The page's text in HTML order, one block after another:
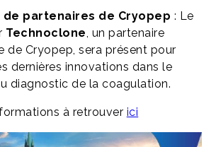
de partenaires de Cryopep : Le
Technoclone, un partenaire
de Cryopep, sera présent pour
dernières innovations dans le
diagnostic de la coagulation.
à retrouver ici